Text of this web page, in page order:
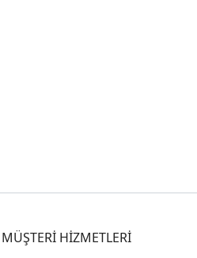
MÜŞTERİ HİZMETLERİ